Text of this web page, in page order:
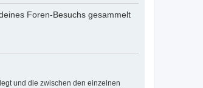
Foren-Besuchs gesammelt
und die zwischen den einzelnen